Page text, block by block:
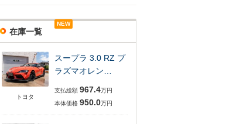
在庫一覧
トヨタ
NEW
スープラ 3.0 RZ プ
ラズマオレン…
支払総額 967.4万円
本体価格 950.0万円